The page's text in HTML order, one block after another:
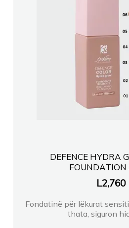
DEFENCE HYDRA
FOUNDATION
L2,760
Fondatinë për lëkurat
thata, siguron